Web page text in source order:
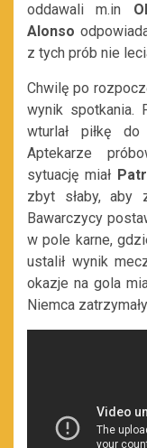
oddawali m.in
Alonso
z tych prób nie
Chwilę po
wynik spotkania.
wturlał piłkę
Aptekarze
sytuację miał
zbyt słaby, aby
Bawarczycy
w pole karne,
ustalił wynik
okazje na gola
Niemca